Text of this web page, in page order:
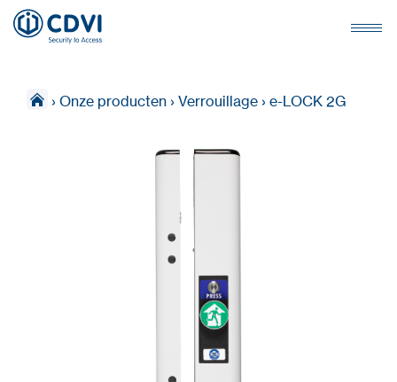
› Onze producten › Verrouillage › e-LOCK 2G